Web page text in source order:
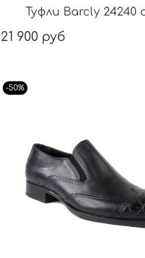
Туфли Barcly 24240
21 900 руб
-50%